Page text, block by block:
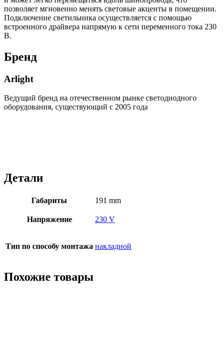
позволяет мгновенно менять световые акценты в помещении.
Подключение светильника осуществляется с помощью
встроенного драйвера напрямую к сети переменного тока 230
В.
Бренд
Arlight
Ведущий бренд на отечественном рынке светодиодного
оборудования, существующий с 2005 года
Детали
Габариты 191 mm
Напряжение 230 V
Тип по способу монтажа накладной
Похожие товары